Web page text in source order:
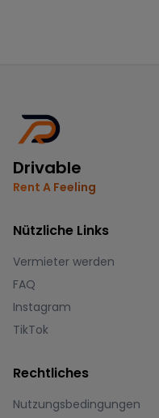
Drivable
Rent A Feeling
Nützliche Links
Vermieter werden
FAQ
Instagram
TikTok
Rechtliches
Nutzungsbedingungen